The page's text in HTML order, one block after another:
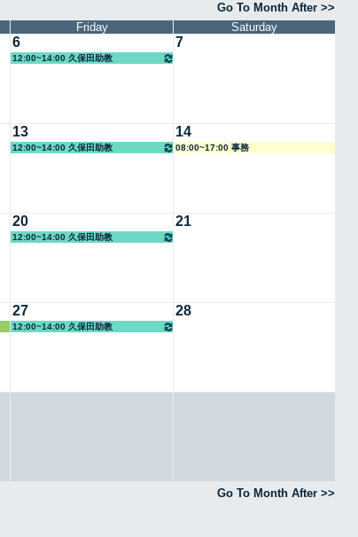
Go To Month After >>
Friday Saturday
6
12:00~14:00 久保田助教
7
13
12:00~14:00 久保田助教
14
08:00~17:00 事務
20
12:00~14:00 久保田助教
21
27
12:00~14:00 久保田助教
28
Go To Month After >>